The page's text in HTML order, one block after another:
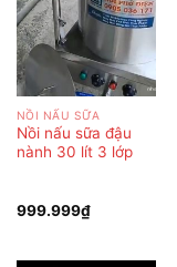
NỒI NẤU SỮA
Nồi nấu sữa đậu
nành 30 lít 3 lớp
999.999₫